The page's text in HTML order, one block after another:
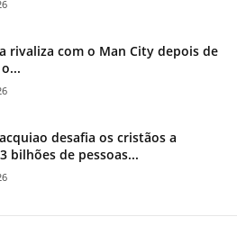
rivaliza com o Man City depois de
desafia os cristãos a
bilhões de pessoas...